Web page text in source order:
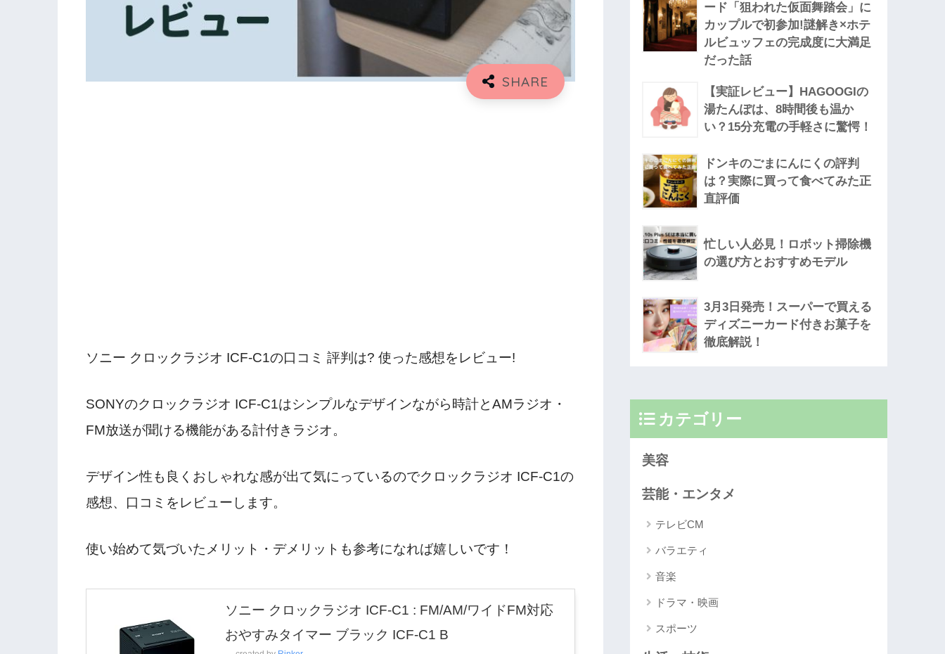
ソニー クロックラジオ ICF-C1の口コミ 評判は? 使った感想をレビュー!
SONYのクロックラジオ ICF-C1はシンプルなデザインながら時計とAMラジオ・
FM放送が聞ける機能がある計付きラジオ。
デザイン性も良くおしゃれな感が出て気にっているのでクロックラジオ ICF-C1の
感想、口コミをレビューします。
使い始めて気づいたメリット・デメリットも参考になれば嬉しいです！
ソニー クロックラジオ ICF-C1 : FM/AM/ワイドFM対応
おやすみタイマー ブラック ICF-C1 B
ード「狙われた仮面舞踏会」に
カップルで初参加!謎解き×ホテ
ルビュッフェの完成度に大満足
だった話
【実証レビュー】HAGOOGIの
湯たんぽは、8時間後も温か
い？15分充電の手軽さに驚愕！
ドンキのごまにんにくの評判
は？実際に買って食べてみた正
直評価
忙しい人必見！ロボット掃除機
の選び方とおすすめモデル
3月3日発売！スーパーで買える
ディズニーカード付きお菓子を
徹底解説！
カテゴリー
美容
芸能・エンタメ
テレビCM
バラエティ
音楽
ドラマ・映画
スポーツ